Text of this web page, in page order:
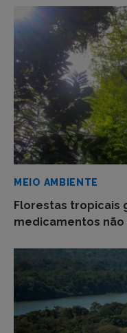
MEIO AMBIENTE
Florestas tropicais
medicamentos